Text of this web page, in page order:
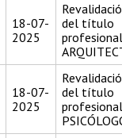
18-07-
2025
del título
18-07-
2025
del título